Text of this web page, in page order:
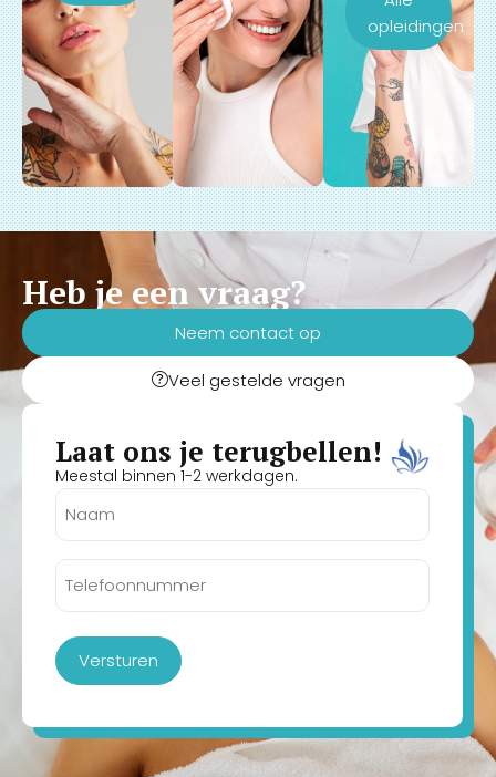
opleidingen
Heb je een vraag?
Neem contact op
Veel gestelde vragen
Laat ons je terugbellen!
Meestal binnen 1-2 werkdagen.
Versturen